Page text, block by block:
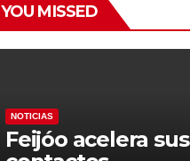
YOU MISSED
NOTICIAS
Feijóo acelera sus